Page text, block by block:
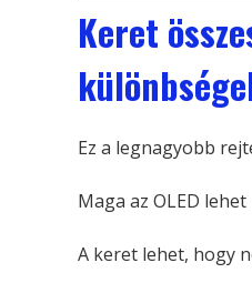
Keret
Ez a legnagyobb
Maga az OLED
A keret lehet, hogy